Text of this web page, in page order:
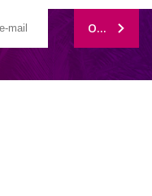
ODEBÍRAT